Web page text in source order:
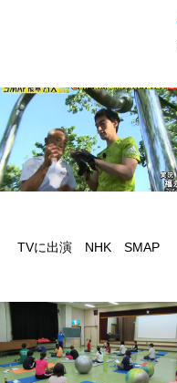
TVに出演 NHK SMAP